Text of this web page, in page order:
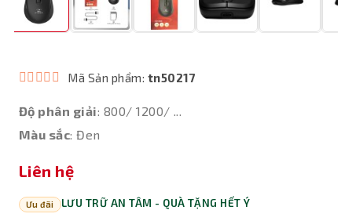
Mã Sản phẩm: tn50217
Độ phân giải: 800/ 1200/ ...
Màu sắc: Đen
Liên hệ
Ưu đãi LƯU TRỮ AN TÂM - QUÀ TẶNG HẾT Ý